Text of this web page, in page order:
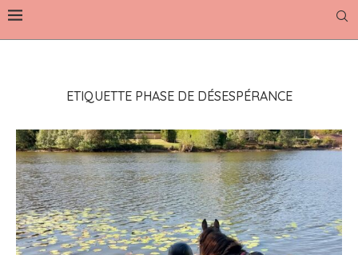
ETIQUETTE PHASE DE DÉSESPÉRANCE